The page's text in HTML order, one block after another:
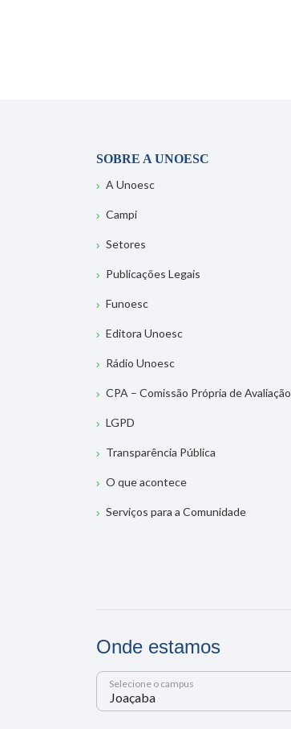
SOBRE A UNOESC
A Unoesc
Campi
Setores
Publicações Legais
Funoesc
Editora Unoesc
Rádio Unoesc
CPA – Comissão Própria de Avaliação
LGPD
Transparência Pública
O que acontece
Serviços para a Comunidade
Onde estamos
Selecione o campus